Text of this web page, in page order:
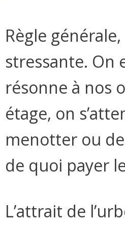
Règle
stressante.
résonne à nos
étage, on
menotter ou
de quoi payer
L’attrait de